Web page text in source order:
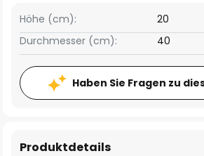
Höhe (cm):
20
Durchmesser (cm):
40
Haben Sie Fragen zu
Produktdetails